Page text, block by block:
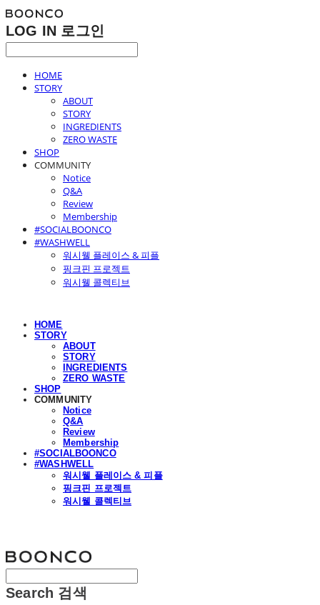
LOG IN 로그인
HOME
STORY
ABOUT
STORY
INGREDIENTS
ZERO WASTE
SHOP
COMMUNITY
Notice
Q&A
Review
Membership
#SOCIALBOONCO
#WASHWELL
워시웰 플레이스 & 피플
핑크핀 프로젝트
워시웰 콜렉티브
HOME
STORY
ABOUT
STORY
INGREDIENTS
ZERO WASTE
SHOP
COMMUNITY
Notice
Q&A
Review
Membership
#SOCIALBOONCO
#WASHWELL
워시웰 플레이스 & 피플
핑크핀 프로젝트
워시웰 콜렉티브
Search 검색